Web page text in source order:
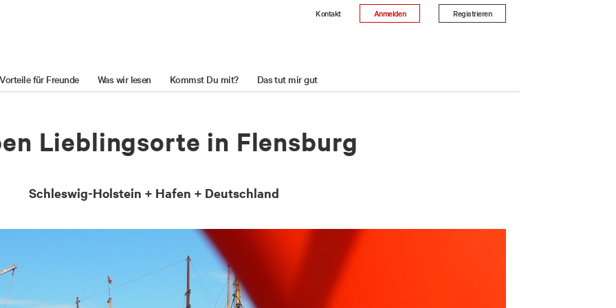
Kontakt Anmelden Registrieren
Vorteile für Freunde Was wir lesen Kommst Du mit? Das tut mir gut
Lieb­lings­or­te in Flens­burg
Schleswig-Holstein + Hafen + Deutschland